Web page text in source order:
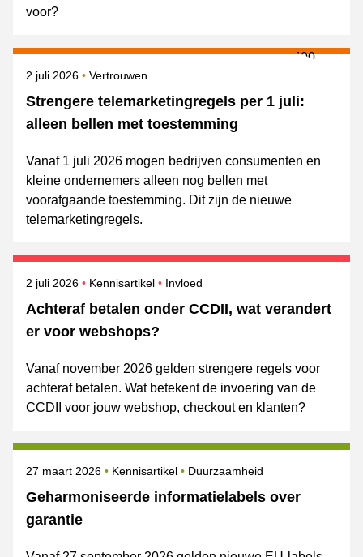
voor?
Strengere telemarketingregels per 1 juli:
alleen bellen met toestemming
Gepubliceerd op
2 juli 2026 Onderwerpen
Vertrouwen
Vanaf 1 juli 2026 mogen bedrijven consumenten en
kleine ondernemers alleen nog bellen met
voorafgaande toestemming. Dit zijn de nieuwe
telemarketingregels.
Achteraf betalen onder CCDII, wat verandert
er voor webshops?
Gepubliceerd op
2 juli 2026 Kennisartikel Onderwerpen
Invloed
Vanaf november 2026 gelden strengere regels voor
achteraf betalen. Wat betekent de invoering van de
CCDII voor jouw webshop, checkout en klanten?
Geharmoniseerde informatielabels over
garantie
Gepubliceerd op
27 maart 2026 Kennisartikel Onderwerpen
Duurzaamheid